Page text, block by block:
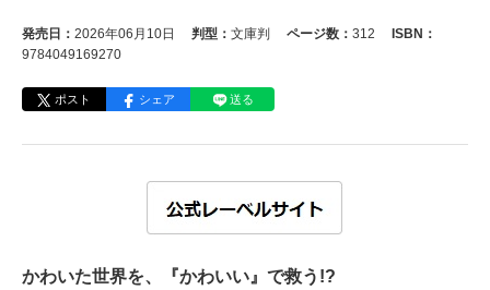
発売日： 2026年06月10日 判型： 文庫判 ページ数： 312
ISBN：
9784049169270
ポスト シェア 送る
かわいた世界を、『かわいい』で救う!?